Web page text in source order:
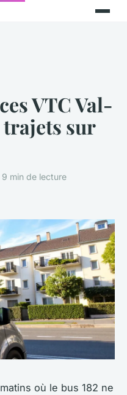
VTC Val-
sur
min de lecture
où le bus 182 ne